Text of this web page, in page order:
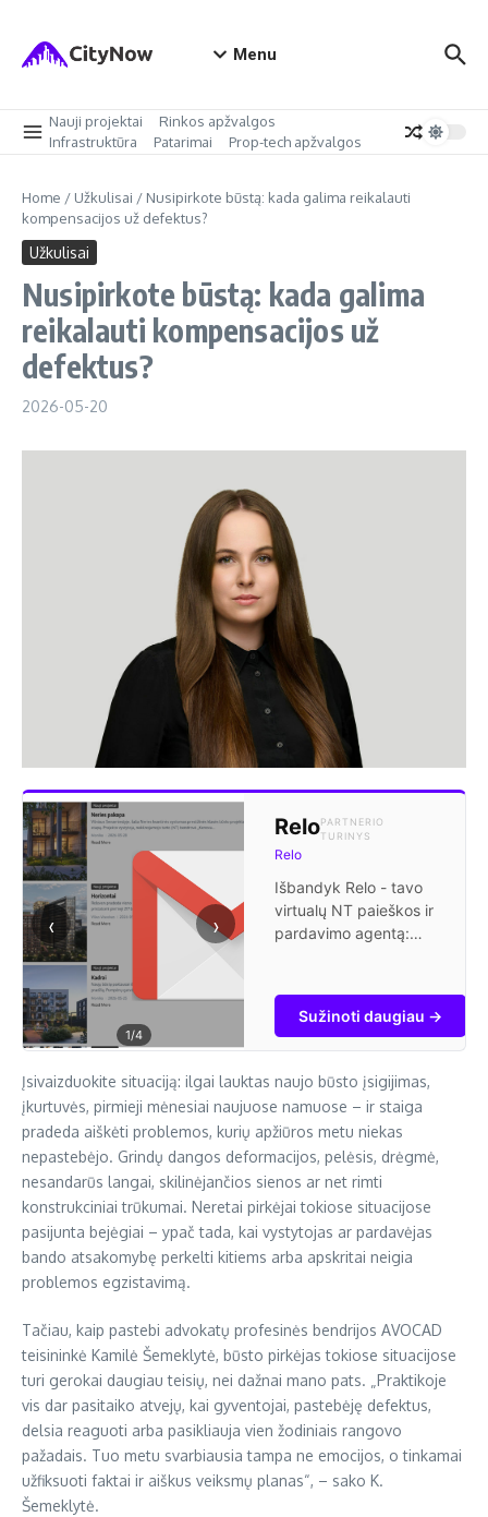
Menu
Nauji projektai
Rinkos apžvalgos
Infrastruktūra
Patarimai Prop-tech apžvalgos
Home / Užkulisai / Nusipirkote būstą: kada galima reikalauti
kompensacijos už defektus?
Užkulisai
Nusipirkote būstą: kada galima
reikalauti kompensacijos už
defektus?
2026-05-20
‹ ›
1/4
Relo
Relo
PARTNERIO
TURINYS
Išbandyk Relo - tavo
virtualų NT paieškos ir
pardavimo agentą:
sužinok savo turto
kainą, rask turtą
žemiau rinkos kainos
skelbimus.
Sužinoti daugiau →
Įsivaizduokite situaciją: ilgai lauktas naujo būsto įsigijimas,
įkurtuvės, pirmieji mėnesiai naujuose namuose – ir staiga
pradeda aiškėti problemos, kurių apžiūros metu niekas
nepastebėjo. Grindų dangos deformacijos, pelėsis, drėgmė,
nesandarūs langai, skilinėjančios sienos ar net rimti
konstrukciniai trūkumai. Neretai pirkėjai tokiose situacijose
pasijunta bejėgiai – ypač tada, kai vystytojas ar pardavėjas
bando atsakomybę perkelti kitiems arba apskritai neigia
problemos egzistavimą.
Tačiau, kaip pastebi advokatų profesinės bendrijos AVOCAD
teisininkė Kamilė Šemeklytė, būsto pirkėjas tokiose situacijose
turi gerokai daugiau teisių, nei dažnai mano pats. „Praktikoje
vis dar pasitaiko atvejų, kai gyventojai, pastebėję defektus,
delsia reaguoti arba pasikliauja vien žodiniais rangovo
pažadais. Tuo metu svarbiausia tampa ne emocijos, o tinkamai
užfiksuoti faktai ir aiškus veiksmų planas“, – sako K.
Šemeklytė.